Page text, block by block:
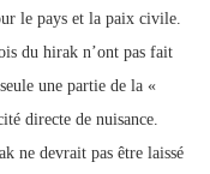
le pays et la paix civile.
du hirak n’ont pas fait
une partie de la «
directe de nuisance.
ne devrait pas être laissé